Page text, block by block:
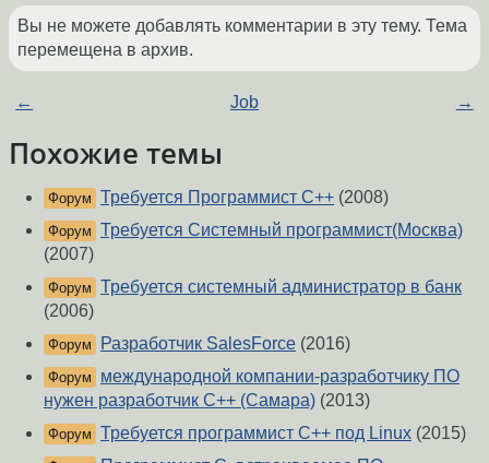
Вы не можете добавлять комментарии в эту тему. Тема
перемещена в архив.
← Job →
Похожие темы
Форум Требуется Программист C++ (2008)
Форум Требуется Системный программист(Москва)
(2007)
Форум Требуется системный администратор в банк
(2006)
Форум Разработчик SalesForce (2016)
Форум
международной компании-разработчику ПО
нужен разработчик C++ (Самара) (2013)
Форум Требуется программист С++ под Linux (2015)